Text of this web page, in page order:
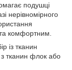
подушці
нерівномірного
комфортним.
із тканин
тканин флок або